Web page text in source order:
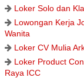
Loker Solo dan
Lowongan Kerja
Wanita
Loker CV Mulia
Loker Product
Raya ICC